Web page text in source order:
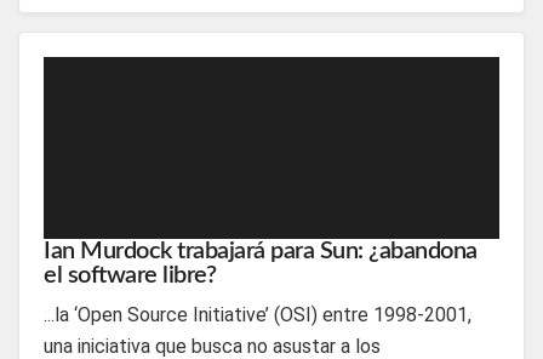
Ian Murdock trabajará para Sun: ¿abandona
el software libre?
...la ‘Open Source Initiative’ (OSI) entre 1998-2001,
una iniciativa que busca no asustar a los